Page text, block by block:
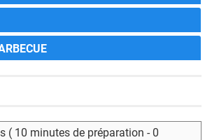
( 10 minutes de préparation - 0